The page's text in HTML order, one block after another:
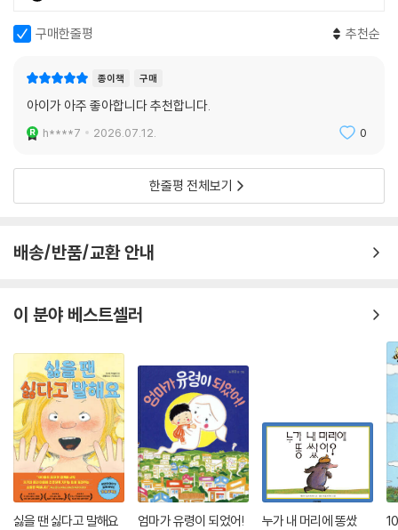
구매한줄평 추천순
종이책 구매
아이가 아주 좋아합니다 추천합니다.
h****7 2026.07.12. 0
한줄평 전체보기
배송/반품/교환 안내
이 분야 베스트셀러
싫을 땐 싫다고 말해요 엄마가 유령이 되었어!
누가 내 머리에 똥쌌